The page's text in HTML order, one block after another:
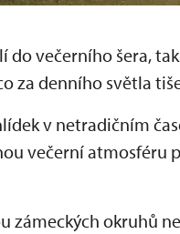
do večerního šera,
za denního světla
v netradičním
večerní atmosféru
zámeckých okruhů